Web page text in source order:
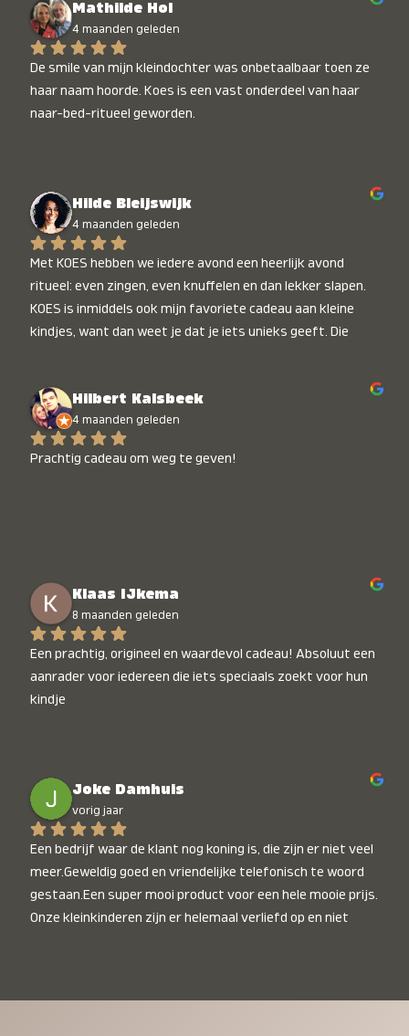
Mathilde Hol
4 maanden geleden
De smile van mijn kleindochter was onbetaalbaar toen ze
haar naam hoorde. Koes is een vast onderdeel van haar
naar-bed-ritueel geworden.
Hilde Bleijswijk
4 maanden geleden
Met KOES hebben we iedere avond een heerlijk avond
ritueel: even zingen, even knuffelen en dan lekker slapen.
KOES is inmiddels ook mijn favoriete cadeau aan kleine
kindjes, want dan weet je dat je iets unieks geeft. Die
Hilbert Kalsbeek
4 maanden geleden
Prachtig cadeau om weg te geven!
Klaas IJkema
8 maanden geleden
Een prachtig, origineel en waardevol cadeau! Absoluut een
aanrader voor iedereen die iets speciaals zoekt voor hun
kindje
Joke Damhuis
vorig jaar
Een bedrijf waar de klant nog koning is, die zijn er niet veel
meer.Geweldig goed en vriendelijke telefonisch te woord
gestaan.Een super mooi product voor een hele mooie prijs.
Onze kleinkinderen zijn er helemaal verliefd op en niet